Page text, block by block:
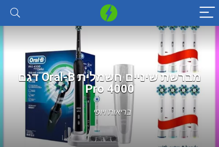
מברשת שיניים חשמלית Oral-B דגם
4000 Pro
בריאות ויופי